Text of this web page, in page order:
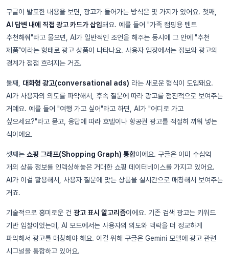
구글이 발표한 내용을 보면, 광고가 들어가는 방식은 몇 가지가 있어요. 첫째,
AI 답변 내에 직접 광고 카드가 삽입돼요. 예를 들어 "가족 캠핑용 텐트
추천해줘"라고 물으면, AI가 일반적인 조언을 해주는 동시에 그 안에 "추천
제품"이라는 형태로 광고 상품이 나타나요. 사용자 입장에서는 정보와 광고의
경계가 점점 흐려지는 거죠.
둘째, 대화형 광고(conversational ads) 라는 새로운 형식이 도입돼요.
AI가 사용자의 의도를 파악해서, 후속 질문에 따라 광고를 점진적으로 보여주는
거예요. 예를 들어 "여행 가고 싶어"라고 하면, AI가 "어디로 가고
싶으세요?"라고 묻고, 응답에 따라 호텔이나 항공권 광고를 적절히 끼워 넣는
식이에요.
셋째는 쇼핑 그래프(Shopping Graph) 통합이에요. 구글은 이미 수십억
개의 상품 정보를 인덱싱해놓은 거대한 쇼핑 데이터베이스를 가지고 있어요.
AI가 이걸 활용해서, 사용자 질문에 맞는 상품을 실시간으로 매칭해서 보여주는
거죠.
기술적으로 흥미로운 건 광고 표시 알고리즘이에요. 기존 검색 광고는 키워드
기반 입찰이었는데, AI 모드에서는 사용자의 의도와 맥락을 더 정교하게
파악해서 광고를 매칭해야 해요. 이걸 위해 구글은 Gemini 모델에 광고 관련
시그널을 통합하고 있어요.